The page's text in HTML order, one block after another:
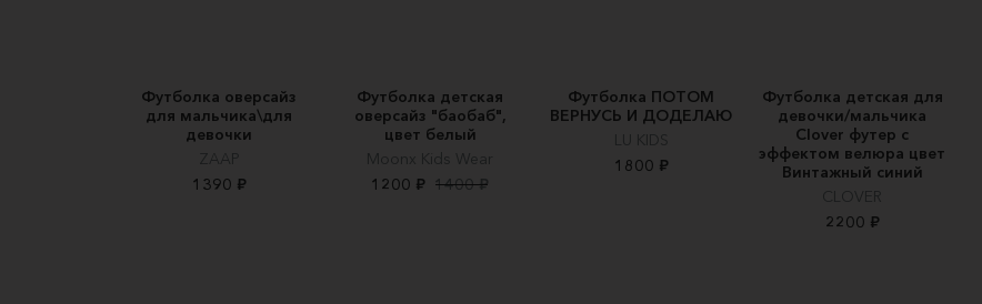
Футболка оверсайз
для мальчика\для
девочки
ZAAP
1390 ₽
Футболка детская
оверсайз "баобаб",
цвет белый
Moonx Kids Wear
1200 ₽ 1400 ₽
Футболка ПОТОМ
ВЕРНУСЬ И ДОДЕЛАЮ
LU KIDS
1800 ₽
Футболка детская для
девочки/мальчика
Clover футер с
эффектом велюра цвет
Винтажный синий
CLOVER
2200 ₽